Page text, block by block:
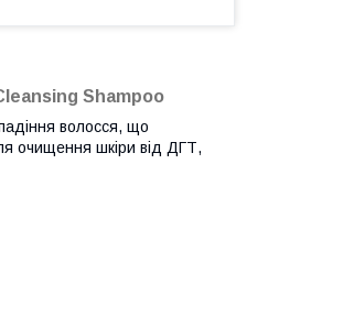
Shampoo
волосся, що
очищення шкіри від ДГТ,